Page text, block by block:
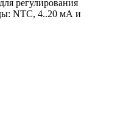
регулирования
NTC, 4..20 мА и